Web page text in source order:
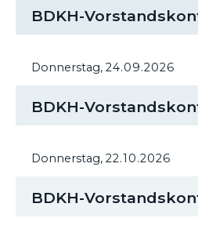
BDKH-
Donnerstag, 24.09.2026
BDKH-
Donnerstag, 22.10.2026
BDKH-